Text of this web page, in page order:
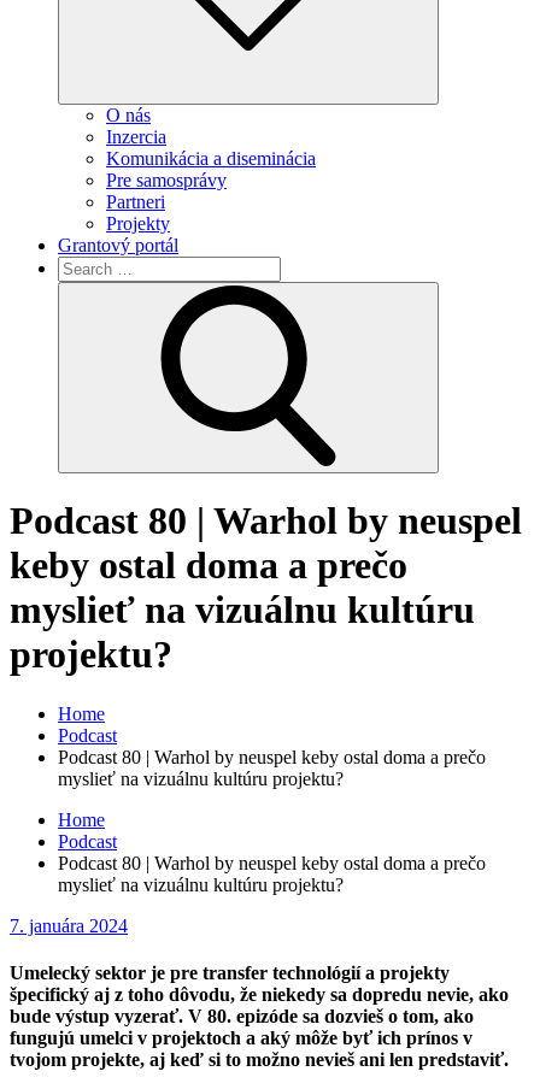
O nás
Inzercia
Komunikácia a diseminácia
Pre samosprávy
Partneri
Projekty
Grantový portál
Search
for:
Podcast 80 | Warhol by neuspel
keby ostal doma a prečo
myslieť na vizuálnu kultúru
projektu?
Home
Podcast
Podcast 80 | Warhol by neuspel keby ostal doma a prečo
myslieť na vizuálnu kultúru projektu?
Home
Podcast
Podcast 80 | Warhol by neuspel keby ostal doma a prečo
myslieť na vizuálnu kultúru projektu?
Posted
7. januára 2024
Umelecký sektor je pre transfer technológií a projekty
špecifický aj z toho dôvodu, že niekedy sa dopredu nevie, ako
bude výstup vyzerať. V 80. epizóde sa dozvieš o tom, ako
fungujú umelci v projektoch a aký môže byť ich prínos v
tvojom projekte, aj keď si to možno nevieš ani len predstaviť.